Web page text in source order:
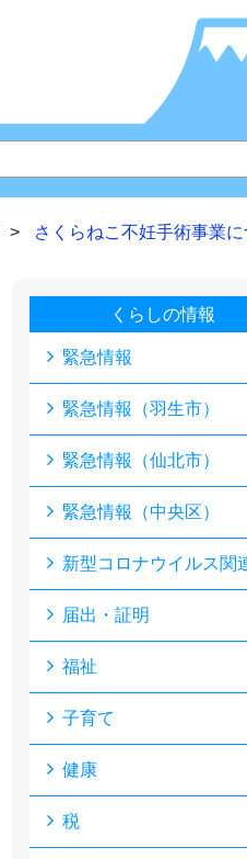
さくらねこ不妊手術事業に
くらしの情報
緊急情報
緊急情報（羽生市）
緊急情報（仙北市）
緊急情報（中央区）
新型コロナウイルス関
届出・証明
福祉
子育て
健康
税